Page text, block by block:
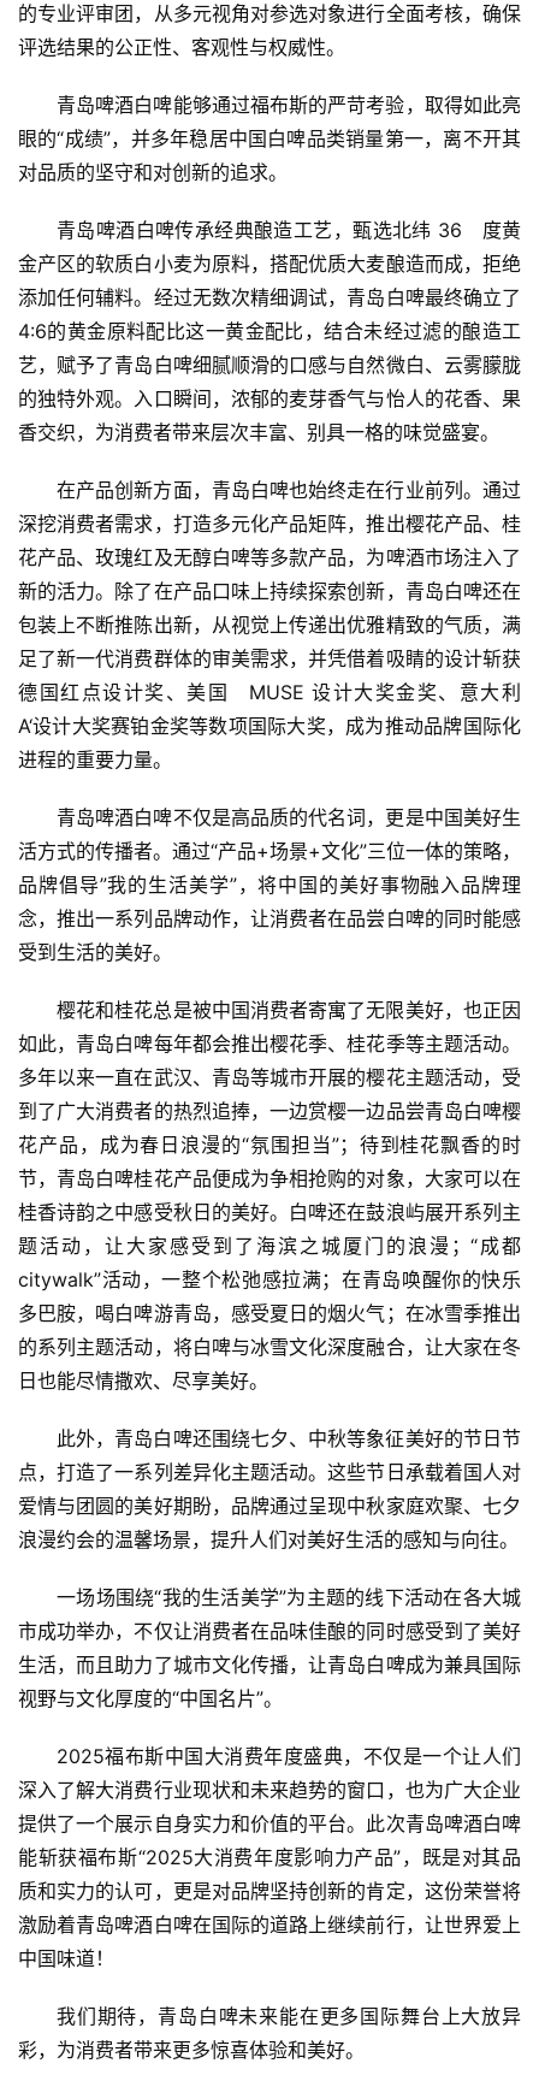
首
页
资
商
业
消
费
生
活
科
技
财
教
育
汽
车
能
源
登录 注册
的专业评审团，从多元视角对参选对象进行全面考核，确保
评选结果的公正性、客观性与权威性。
青岛啤酒白啤能够通过福布斯的严苛考验，取得如此亮
眼的“成绩”，并多年稳居中国白啤品类销量第一，离不开其
对品质的坚守和对创新的追求。
青岛啤酒白啤传承经典酿造工艺，甄选北纬 36  度黄
金产区的软质白小麦为原料，搭配优质大麦酿造而成，拒绝
添加任何辅料。经过无数次精细调试，青岛白啤最终确立了
4:6的黄金原料配比这一黄金配比，结合未经过滤的酿造工
艺，赋予了青岛白啤细腻顺滑的口感与自然微白、云雾朦胧
的独特外观。入口瞬间，浓郁的麦芽香气与怡人的花香、果
香交织，为消费者带来层次丰富、别具一格的味觉盛宴。
在产品创新方面，青岛白啤也始终走在行业前列。通过
深挖消费者需求，打造多元化产品矩阵，推出樱花产品、桂
花产品、玫瑰红及无醇白啤等多款产品，为啤酒市场注入了
新的活力。除了在产品口味上持续探索创新，青岛白啤还在
包装上不断推陈出新，从视觉上传递出优雅精致的气质，满
足了新一代消费群体的审美需求，并凭借着吸睛的设计斩获
德国红点设计奖、美国  MUSE 设计大奖金奖、意大利
A‘设计大奖赛铂金奖等数项国际大奖，成为推动品牌国际化
进程的重要力量。
青岛啤酒白啤不仅是高品质的代名词，更是中国美好生
活方式的传播者。通过“产品+场景+文化”三位一体的策略，
品牌倡导”我的生活美学”，将中国的美好事物融入品牌理
念，推出一系列品牌动作，让消费者在品尝白啤的同时能感
受到生活的美好。
樱花和桂花总是被中国消费者寄寓了无限美好，也正因
如此，青岛白啤每年都会推出樱花季、桂花季等主题活动。
多年以来一直在武汉、青岛等城市开展的樱花主题活动，受
到了广大消费者的热烈追捧，一边赏樱一边品尝青岛白啤樱
花产品，成为春日浪漫的“氛围担当”；待到桂花飘香的时
节，青岛白啤桂花产品便成为争相抢购的对象，大家可以在
桂香诗韵之中感受秋日的美好。白啤还在鼓浪屿展开系列主
题活动，让大家感受到了海滨之城厦门的浪漫；“成都
citywalk”活动，一整个松弛感拉满；在青岛唤醒你的快乐
多巴胺，喝白啤游青岛，感受夏日的烟火气；在冰雪季推出
的系列主题活动，将白啤与冰雪文化深度融合，让大家在冬
日也能尽情撒欢、尽享美好。
此外，青岛白啤还围绕七夕、中秋等象征美好的节日节
点，打造了一系列差异化主题活动。这些节日承载着国人对
爱情与团圆的美好期盼，品牌通过呈现中秋家庭欢聚、七夕
浪漫约会的温馨场景，提升人们对美好生活的感知与向往。
一场场围绕“我的生活美学”为主题的线下活动在各大城
市成功举办，不仅让消费者在品味佳酿的同时感受到了美好
生活，而且助力了城市文化传播，让青岛白啤成为兼具国际
视野与文化厚度的“中国名片”。
2025福布斯中国大消费年度盛典，不仅是一个让人们
深入了解大消费行业现状和未来趋势的窗口，也为广大企业
提供了一个展示自身实力和价值的平台。此次青岛啤酒白啤
能斩获福布斯“2025大消费年度影响力产品”，既是对其品
质和实力的认可，更是对品牌坚持创新的肯定，这份荣誉将
激励着青岛啤酒白啤在国际的道路上继续前行，让世界爱上
中国味道！
我们期待，青岛白啤未来能在更多国际舞台上大放异
彩，为消费者带来更多惊喜体验和美好。